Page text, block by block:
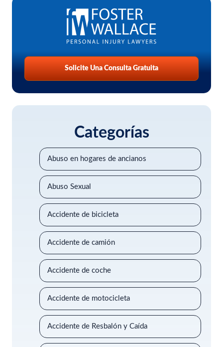
Solicite Una Consulta Gratuita
Categorías
Abuso en hogares de ancianos
Abuso Sexual
Accidente de bicicleta
Accidente de camión
Accidente de coche
Accidente de motocicleta
Accidente de Resbalón y Caída